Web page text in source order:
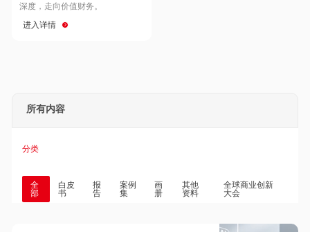
深度，走向价值财务。
进入详情
所有内容
分类
全
部
白皮
书
报
告
案例
集
画
册
其他
资料
全球商业创新
大会